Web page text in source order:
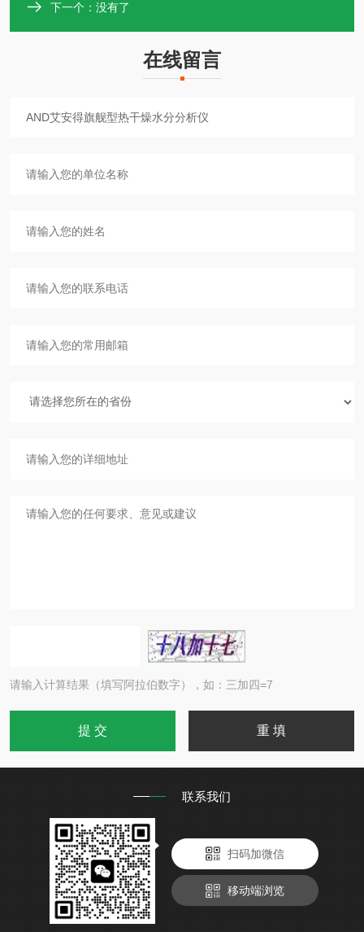
下一个：没有了
在线留言
请输入计算结果（填写阿拉伯数字），如：三加四=7
联系我们
扫码加微信
移动端浏览